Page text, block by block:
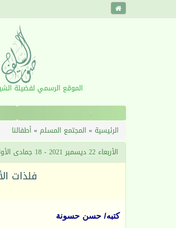
الموقع الرسمي لفضيلة
‹
الرئيسية » المجتمع المسلم »أطفالنا
الأربعاء 22 ديسمبر 2021 - 18 جمادى الأولى 1443هـ
فلذات
كتبه/ حسن حسونة